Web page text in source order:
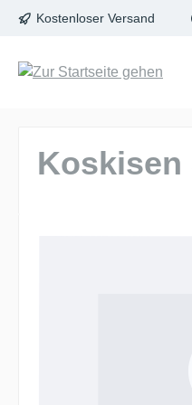
Zur
Kostenloser Versand
Koskisen